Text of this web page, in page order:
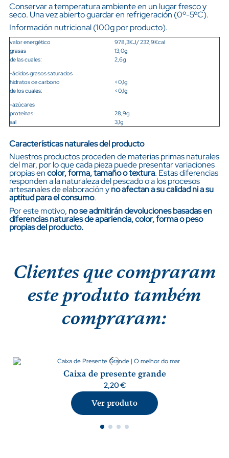
Conservar a temperatura ambiente en un lugar fresco y
seco. Una vez abierto guardar en refrigeración (0º-5ºC).
Información nutricional (100g por producto).
valor energético
978,3KJ/ 232,9Kcal
grasas
13,0g
de las cuales:
-ácidos grasos saturados
2,6g
hidratos de carbono
<0,1g
de los cuales:
-azúcares
<0,1g
proteínas
28,9g
sal
3,1g
Características naturales del producto
Nuestros productos proceden de materias primas naturales
del mar, por lo que cada pieza puede presentar variaciones
propias encolor, forma, tamaño o textura. Estas diferencias
responden a la naturaleza del pescado o a los procesos
artesanales de elaboración yno afectan a su calidad ni a su
aptitud para el consumo.
Por este motivo, no se admitirán devoluciones basadas en
diferencias naturales de apariencia, color, forma o peso
propias del producto.
Clientes que compraram
este produto também
compraram:
Caixa de presente grande
2,20 €
Ver produto